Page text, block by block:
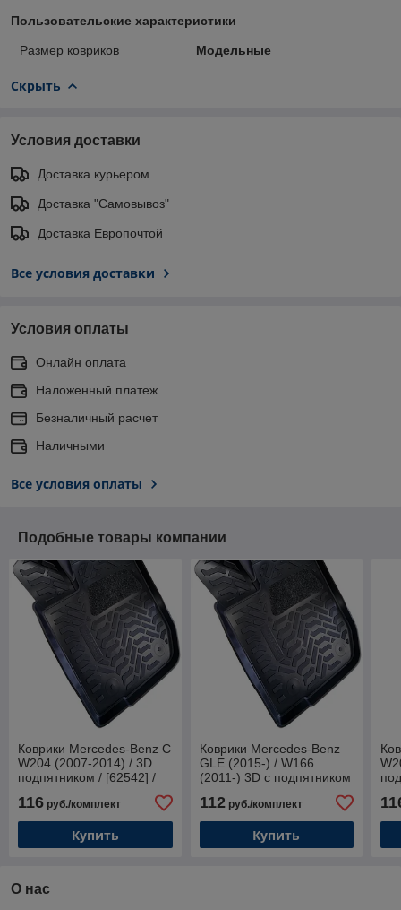
Пользовательские характеристики
Размер ковриков Модельные
Скрыть
Условия доставки
Доставка курьером
Доставка "Самовывоз"
Доставка Европочтой
Все условия доставки
Условия оплаты
Онлайн оплата
Наложенный платеж
Безналичный расчет
Наличными
Все условия оплаты
Подобные товары компании
Коврики Mercedes-Benz C
W204 (2007-2014) / 3D
подпятником / [62542] /
Мерседес W204 / Aileron
116 руб./комплект
Купить
Коврики Mercedes-Benz
GLE (2015-) / W166
(2011-) 3D c подпятником
/ Мерседес-Бенц [62574] /
Aileron
112руб./комплект
Купить
О нас